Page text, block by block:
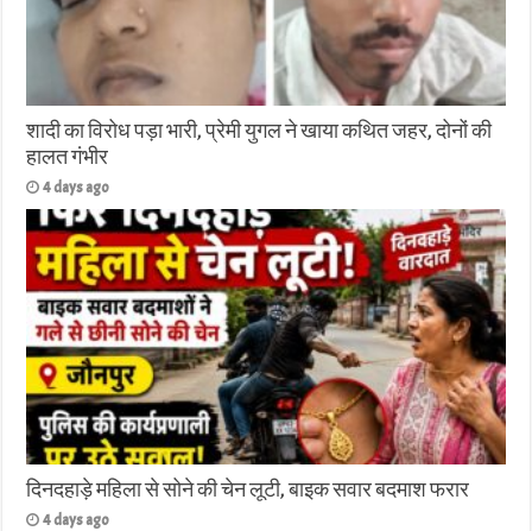
शादी का विरोध पड़ा भारी, प्रेमी युगल ने खाया कथित जहर, दोनों की
हालत गंभीर
4 days ago
दिनदहाड़े महिला से सोने की चेन लूटी, बाइक सवार बदमाश फरार
4 days ago